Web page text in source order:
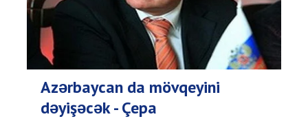
Azərbaycan da mövqeyini
dəyişəcək - Çepa